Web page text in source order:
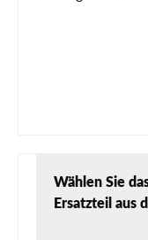
Wählen Sie
Ersatzteil aus